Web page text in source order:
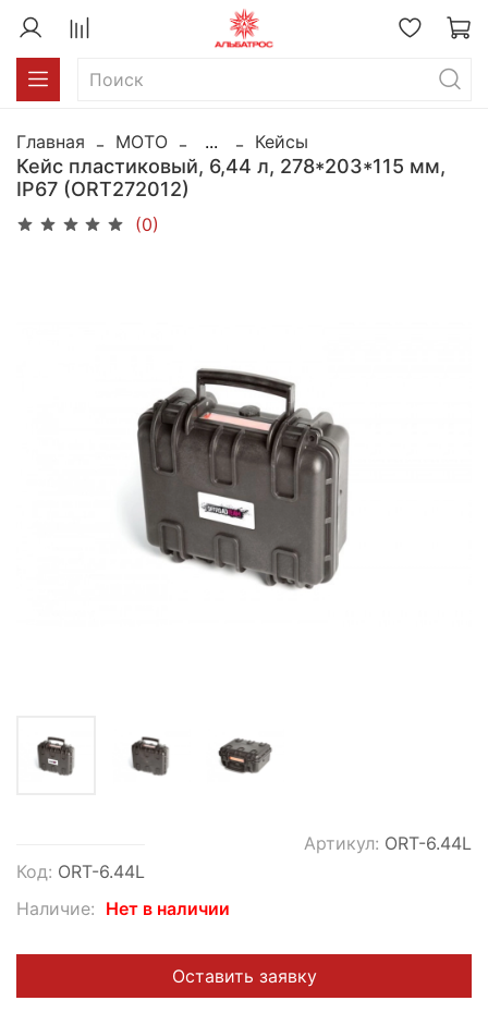
Главная MOTO ... Кейсы
Кейс пластиковый, 6,44 л, 278*203*115 мм,
IP67 (ORT272012)
(0)
Код: ORT-6.44L
Артикул: ORT-6.44L
Наличие: Нет в наличии
Оставить заявку